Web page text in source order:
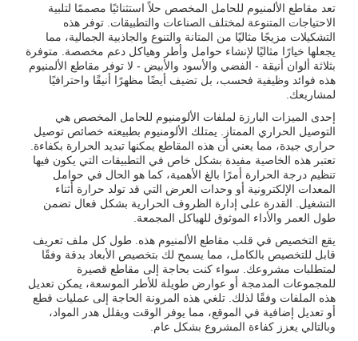
تعد مقاطع الألمنيوم للحامل المخصص حلاً استثنائيًا مصممًا لتلبية
الاحتياجات المتنوعة لمختلف الصناعات والتطبيقات. توفر هذه
التشكيلات مزيجًا مثاليًا من المتانة والتنوع والجاذبية الجمالية، مما
يجعلها خيارًا مثاليًا لإنشاء حوامل وأطر وهياكل دعم مخصصة. متوفرة
بثلاثة ألوان أنيقة - الفضي والأسود والأبيض - لا توفر مقاطع الألمنيوم
هذه فوائد وظيفية فحسب، بل تضيف أيضًا مظهرًا أنيقًا واحترافيًا
لمشاريعك.
إحدى الميزات البارزة لملفات الألومنيوم للحامل المخصص هي
التوصيل الحراري الممتاز. يمتلك الألومنيوم بطبيعته خصائص توصيل
حراري جيدة، مما يعني أن هذه المقاطع يمكنها تبديد الحرارة بكفاءة.
تعتبر هذه الخاصية مفيدة بشكل خاص في التطبيقات التي يكون فيها
تنظيم درجة الحرارة أمرًا بالغ الأهمية، كما هو الحال في حوامل
المعدات الإلكترونية أو وحدات العرض التي قد تولد حرارة أثناء
التشغيل. القدرة على إدارة الظروف الحرارية بشكل فعال تضمن
طول العمر والأداء الموثوق للهياكل المجمعة.
يقع التخصيص في قلب مقاطع الألمنيوم هذه. طول كل ملف تعريف
قابل للتخصيص بالكامل، مما يسمح لك بتخصيص الأبعاد بدقة وفقًا
لمتطلبات مشروعك. سواء كنت بحاجة إلى مقاطع قصيرة
للمجموعات المدمجة أو عوارض طويلة للأطر الموسعة، يمكن تعديل
هذه الملفات وفقًا لذلك. تلغي هذه المرونة الحاجة إلى عمليات قطع
أو تعديل إضافية في الموقع، مما يوفر الوقت ويقلل هدر المواد،
وبالتالي يعزز كفاءة المشروع بشكل عام.